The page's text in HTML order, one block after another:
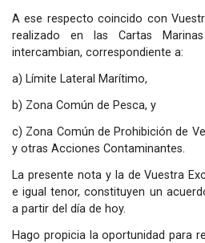
A ese respecto coincido con
realizado en las Cartas
intercambian, correspondiente a:
a) Límite Lateral Marítimo,
b) Zona Común de Pesca, y
c) Zona Común de Prohibición de
y otras Acciones Contaminantes.
La presente nota y la de Vuestra
e igual tenor, constituyen un
a partir del día de hoy.
Hago propicia la oportunidad para